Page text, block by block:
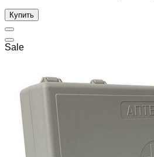
Купить
Sale